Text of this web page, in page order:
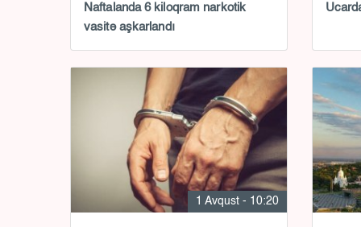
Naftalanda 6 kiloqram narkotik
vasitə aşkarlandı
1 Avqust - 10:20